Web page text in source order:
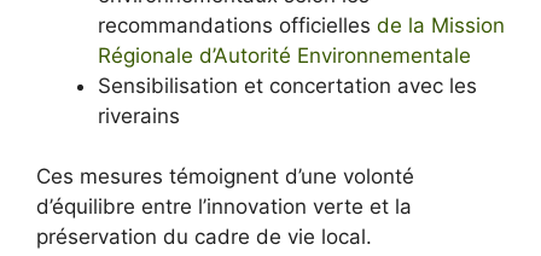
recommandations officielles de la Mission
Régionale d’Autorité Environnementale
Sensibilisation et concertation avec les
riverains
Ces mesures témoignent d’une volonté
d’équilibre entre l’innovation verte et la
préservation du cadre de vie local.